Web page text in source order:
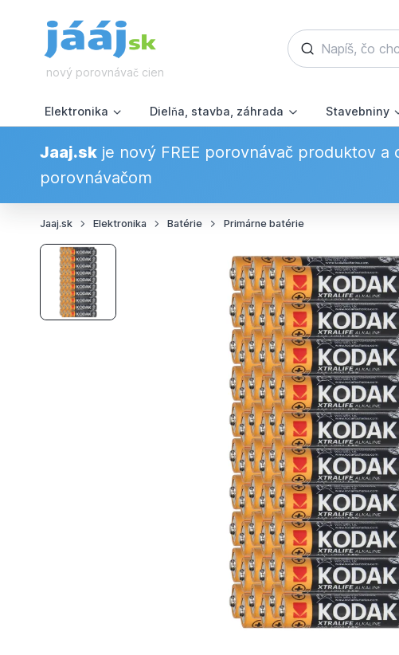
nový porovnávač cien
Elektronika Dielňa, stavba, záhrada Stavebniny
Jaaj.skje nový FREE porovnávač produktov a
porovnávačom
Jaaj.sk Elektronika Batérie Primárne batérie